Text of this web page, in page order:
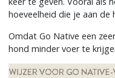
hoeveelheid die je aan de
Omdat Go Native een
hond minder voer te